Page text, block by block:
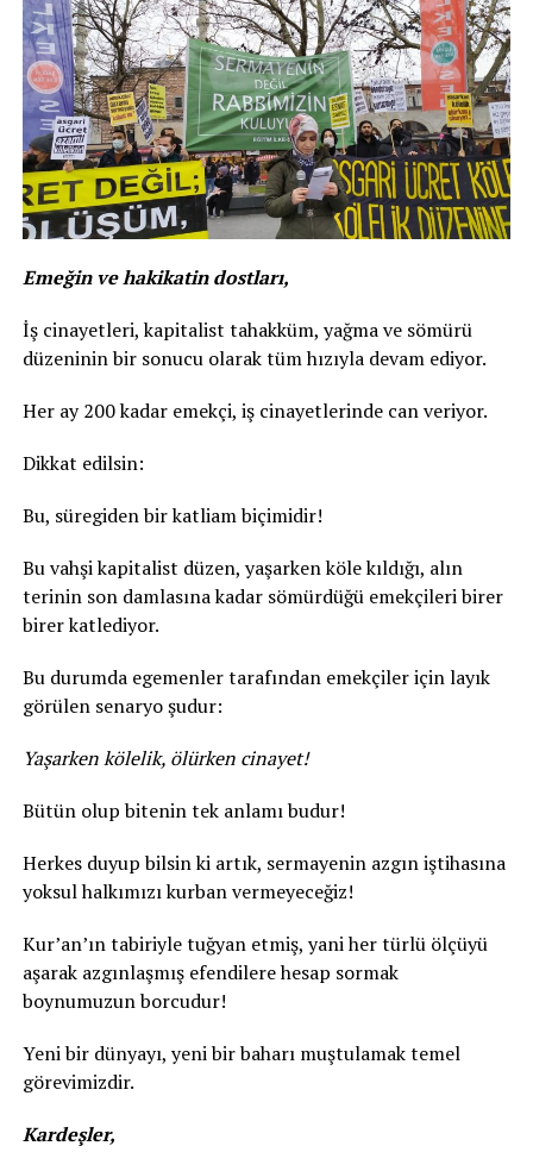
Emeğin ve hakikatin dostları,
İş cinayetleri, kapitalist tahakküm, yağma ve sömürü
düzeninin bir sonucu olarak tüm hızıyla devam ediyor.
Her ay 200 kadar emekçi, iş cinayetlerinde can veriyor.
Dikkat edilsin:
Bu, süregiden bir katliam biçimidir!
Bu vahşi kapitalist düzen, yaşarken köle kıldığı, alın
terinin son damlasına kadar sömürdüğü emekçileri birer
birer katlediyor.
Bu durumda egemenler tarafından emekçiler için layık
görülen senaryo şudur:
Yaşarken kölelik, ölürken cinayet!
Bütün olup bitenin tek anlamı budur!
Herkes duyup bilsin ki artık, sermayenin azgın iştihasına
yoksul halkımızı kurban vermeyeceğiz!
Kur’an’ın tabiriyle tuğyan etmiş, yani her türlü ölçüyü
aşarak azgınlaşmış efendilere hesap sormak
boynumuzun borcudur!
Yeni bir dünyayı, yeni bir baharı muştulamak temel
görevimizdir.
Kardeşler,